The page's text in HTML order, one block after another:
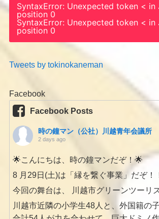
SyntaxError: Unexpected token < in
position 0
SyntaxError: Unexpected token < in
position 0
Tweets by tokinokaneman
Facebook
Facebook Posts
時の鐘マン（公社）川越青年会議所
2 days ago
🌟こんにちは、時の鐘マンだぞ！🌟
8 月29日(土)は「縁を繋ぐ事業」だぞ！
今回の舞台は、 川越市グリーンツーリ
川越市近隣の小学生48人と、外国籍の